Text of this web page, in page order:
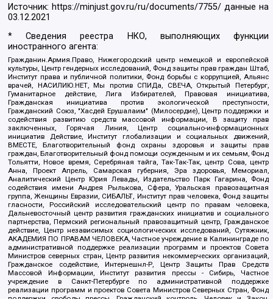
Источник: https://minjust.gov.ru/ru/documents/7755/ данные на
03.12.2021
* Сведения реестра НКО, выполняющих функции
иностранного агента:
Гражданин.Армия.Право, Нижегородский центр немецкой и европейской
культуры, Центр гендерных исследований, Фонд защиты прав граждан Штаб,
Институт права и публичной политики, Фонд борьбы с коррупцией, Альянс
врачей, НАСИЛИЮ.НЕТ, Мы против СПИДа, СВЕЧА, Открытый Петербург,
Гуманитарное действие, Лига Избирателей, Правовая инициатива,
Гражданская инициатива против экологической преступности,
Гражданский Союз, "Хасдей Ерушалаим" (Милосердие), Центр поддержки и
содействия развитию средств массовой информации, В защиту прав
заключенных, Горячая Линия, Центр социально-информационных
инициатив Действие, Институт глобализации и социальных движений,
ВМЕСТЕ, Благотворительный фонд охраны здоровья и защиты прав
граждан, Благотворительный фонд помощи осужденным и их семьям, Фонд
Тольятти, Новое время, Серебряная тайга, Так-Так-Так, центр Сова, центр
Анна, Проект Апрель, Самарская губерния, Эра здоровья, Мемориал,
Аналитический Центр Юрия Левады, Издательство Парк Гагарина, Фонд
содействия имени Андрея Рылькова, Сфера, Уральская правозащитная
группа, Женщины Евразии, СИБАЛЬТ, Институт прав человека, Фонд защиты
гласности, Российский исследовательский центр по правам человека,
Дальневосточный центр развития гражданских инициатив и социального
партнерства, Пермский региональный правозащитный центр, Гражданское
действие, Центр независимых социологических исследований, Сутяжник,
АКАДЕМИЯ ПО ПРАВАМ ЧЕЛОВЕКА, Частное учреждение в Калининграде по
административной поддержке реализации программ и проектов Совета
Министров северных стран, Центр развития некоммерческих организаций,
Гражданское содействие, Интернешнл-Р, Центр Защиты Прав Средств
Массовой Информации, Институт развития прессы - Сибирь, Частное
учреждение в Санкт-Петербурге по административной поддержке
реализации программ и проектов Совета Министров Северных Стран, Фонд